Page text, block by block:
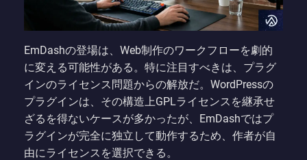
EmDashの登場は、Web制作のワークフローを劇的
に変える可能性がある。特に注目すべきは、プラグ
インのライセンス問題からの解放だ。WordPressの
プラグインは、その構造上GPLライセンスを継承せ
ざるを得ないケースが多かったが、EmDashではプ
ラグインが完全に独立して動作するため、作者が自
由にライセンスを選択できる。